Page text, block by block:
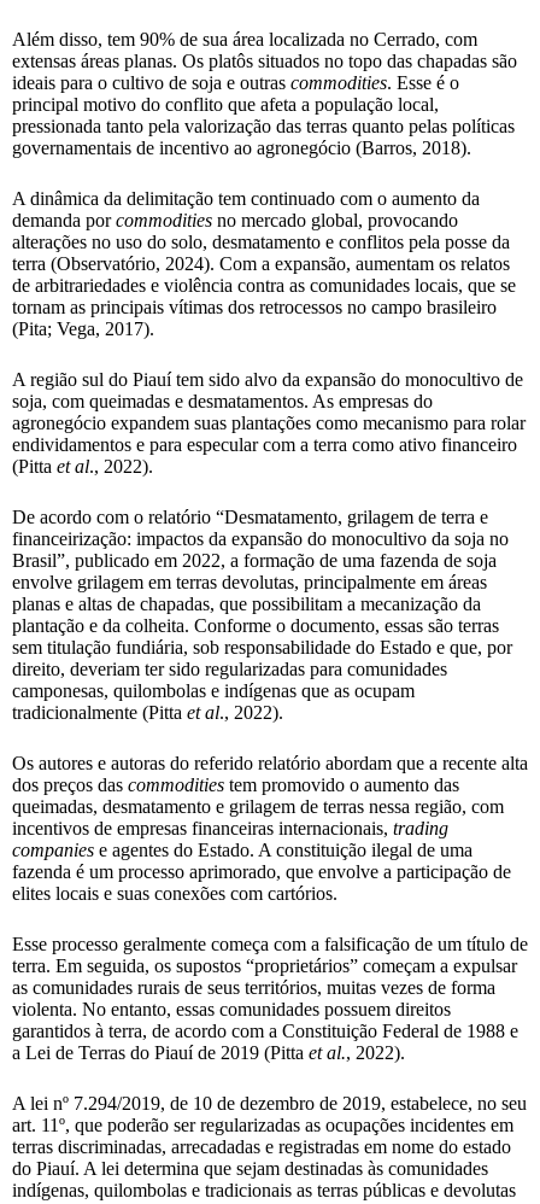
Além disso, tem 90% de sua área localizada no Cerrado, com
extensas áreas planas. Os platôs situados no topo das chapadas são
ideais para o cultivo de soja e outras commodities. Esse é o
principal motivo do conflito que afeta a população local,
pressionada tanto pela valorização das terras quanto pelas políticas
governamentais de incentivo ao agronegócio (Barros, 2018).
A dinâmica da delimitação tem continuado com o aumento da
demanda porcommodities no mercado global, provocando
alterações no uso do solo, desmatamento e conflitos pela posse da
terra (Observatório, 2024). Com a expansão, aumentam os relatos
de arbitrariedades e violência contra as comunidades locais, que se
tornam as principais vítimas dos retrocessos no campo brasileiro
(Pita; Vega, 2017).
A região sul do Piauí tem sido alvo da expansão do monocultivo de
soja, com queimadas e desmatamentos. As empresas do
agronegócio expandem suas plantações como mecanismo para rolar
endividamentos e para especular com a terra como ativo financeiro
(Pitta et al., 2022).
De acordo com o relatório “Desmatamento, grilagem de terra e
financeirização: impactos da expansão do monocultivo da soja no
Brasil”, publicado em 2022, a formação de uma fazenda de soja
envolve grilagem em terras devolutas, principalmente em áreas
planas e altas de chapadas, que possibilitam a mecanização da
plantação e da colheita. Conforme o documento, essas são terras
sem titulação fundiária, sob responsabilidade do Estado e que, por
direito, deveriam ter sido regularizadas para comunidades
camponesas, quilombolas e indígenas que as ocupam
tradicionalmente (Pitta et al., 2022).
Os autores e autoras do referido relatório abordam que a recente alta
dos preços das commodities tem promovido o aumento das
queimadas, desmatamento e grilagem de terras nessa região, com
incentivos de empresas financeiras internacionais, trading
companies e agentes do Estado. A constituição ilegal de uma
fazenda é um processo aprimorado, que envolve a participação de
elites locais e suas conexões com cartórios.
Esse processo geralmente começa com a falsificação de um título de
terra. Em seguida, os supostos “proprietários” começam a expulsar
as comunidades rurais de seus territórios, muitas vezes de forma
violenta. No entanto, essas comunidades possuem direitos
garantidos à terra, de acordo com a Constituição Federal de 1988 e
a Lei de Terras do Piauí de 2019 (Pitta et al., 2022).
A lei nº 7.294/2019, de 10 de dezembro de 2019, estabelece, no seu
art. 11º, que poderão ser regularizadas as ocupações incidentes em
terras discriminadas, arrecadadas e registradas em nome do estado
do Piauí. A lei determina que sejam destinadas às comunidades
indígenas, quilombolas e tradicionais as terras públicas e devolutas